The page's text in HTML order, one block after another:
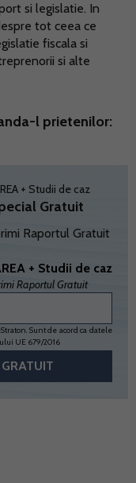
si legislatie. In
tot ceea ce
fiscala si
si alte
l prietenilor:
Gratuit
Raportul Gratuit
+ Studii de caz
Raportul Gratuit
Sunt de acord ca datele
UE 679/2016